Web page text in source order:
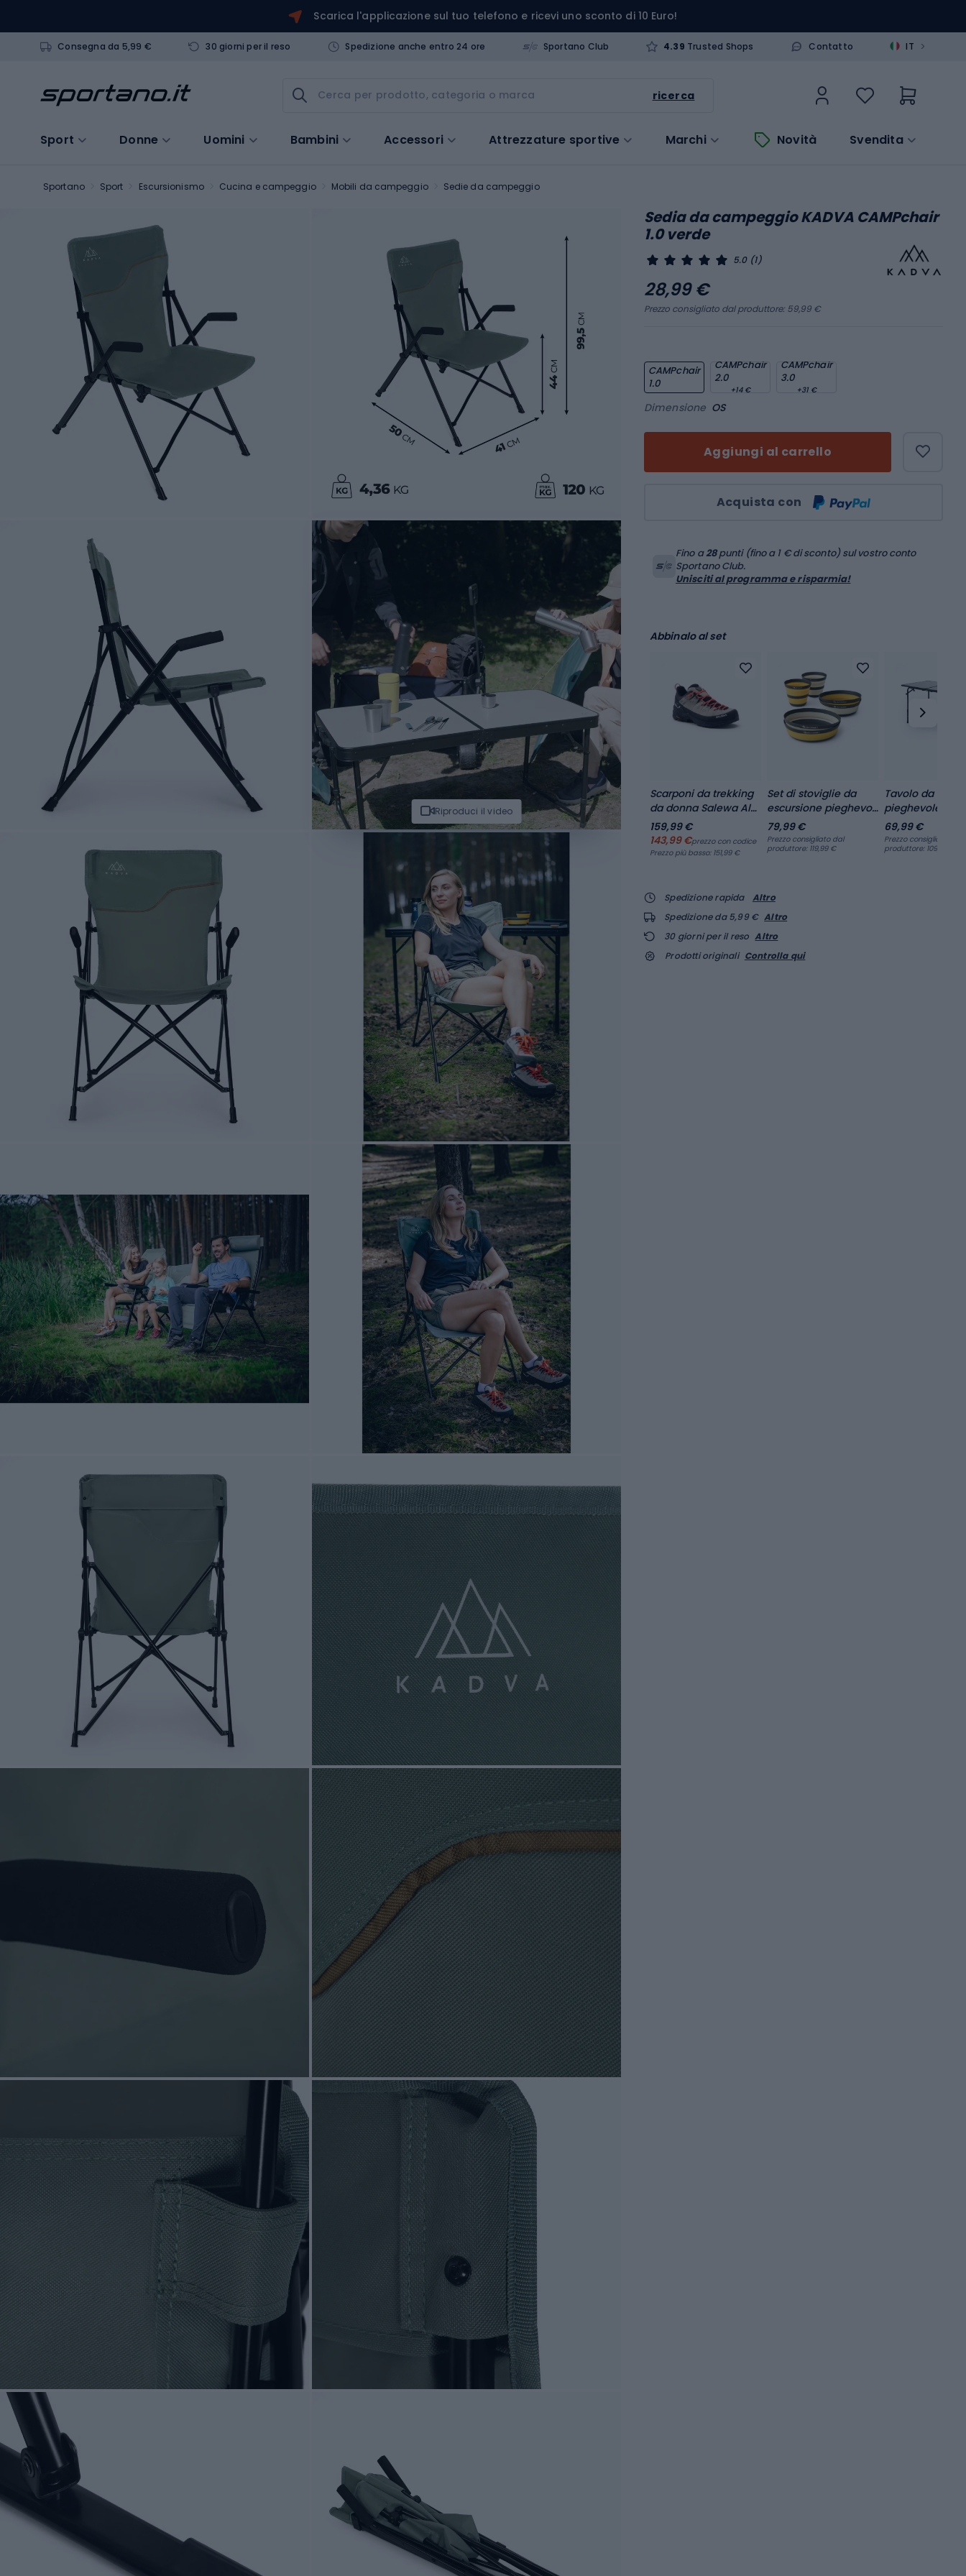
Scarica l'applicazione sul tuo telefono e ricevi uno sconto di 10 Euro!
Consegna da 5,99 € 30 giorni per il reso Spedizione anche entro 24 ore Sportano Club 4.39 Trusted Shops Contatto IT >
ricerca
Sport Donne Uomini Bambini Accessori Attrezzature sportive Marchi Novità Svendita
Sportano Sport Escursionismo Cucina e campeggio Mobili da campeggio Sedie da campeggio
Riproduci il video
Sedia da campeggio KADVA CAMPchair
1.0 verde
5.0 (1)
CAMPchair
1.0
CAMPchair
2.0
+14 €
CAMPchair
3.0
+31 €
Dimensione OS
Aggiungi al carrello
Acquista con
28,99 €
Prezzo consigliato dal produttore: 59,99 €
Fino a28punti (fino a 1 € di sconto) sul vostro conto
Sportano Club.
Unisciti al programma e risparmia!
Abbinalo al set
Scarponi da trekking
da donna Salewa Alp
Trainer 2, farina
d'avena/nero
159,99 €
143,99 €prezzo con codice
Prezzo più basso: 151,99 €
Set di stoviglie da
escursione pieghevoli
Frontier UL di Sea to
Summit
79,99 €
Prezzo consigliato dal
produttore: 119,99 €
Tavolo da
pieghevole
CAMPtable
per 4-6 persone
grigio
69,99 €
Prezzo consigliato dal
produttore: 109,99 €
Spedizione rapida
Altro
Spedizione da 5,99 € Altro
30 giorni per il reso Altro
Prodotti originali Controlla qui